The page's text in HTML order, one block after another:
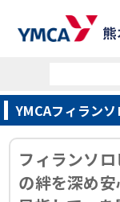
YMCAフィラン
フィランソ
の絆を深め